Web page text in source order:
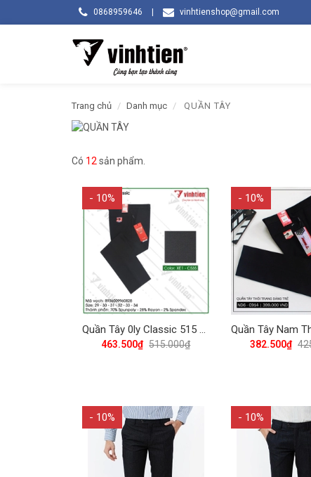
0868959646 vinhtienshop@gmail.com
Trang chủ Danh mục QUẦN TÂY
Có 12 sản phẩm.
- 10%
Quần Tây 0ly Classic 515 Vĩnh Tiến - ND1-C535
463.500₫ 515.000₫
- 10%
382.500₫
- 10% - 10%